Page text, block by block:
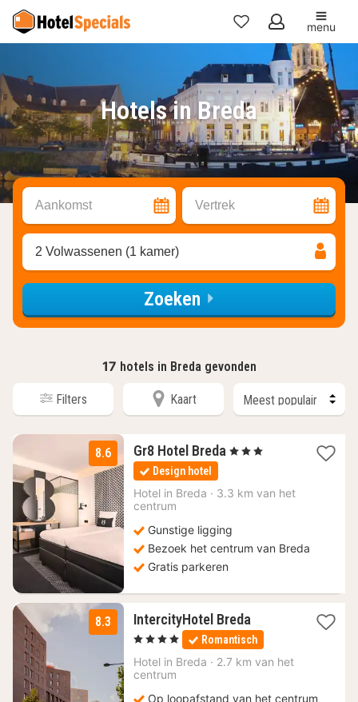
Mijn
favorieten
menu
Hotels in Breda
Aankomst Vertrek
2 Volwassenen (1 kamer)
Zoeken
17 hotels in Breda gevonden
Filters Kaart
8.6 Gr8 Hotel Breda 1
114
, 3 Sterren
Design hotel
Hotel in Breda · 3.3 km van het
centrum
Gunstige ligging
Bezoek het centrum van Breda
Gratis parkeren
8.3 IntercityHotel Breda2
nachten
vanaf
109
, 4 Sterren Romantisch
Hotel in Breda · 2.7 km van het
centrum
Op loopafstand van het centrum